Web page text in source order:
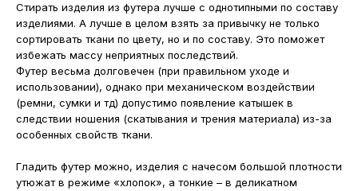
Стирать изделия из футера лучше с однотипными по составу
изделиями. А лучше в целом взять за привычку не только
сортировать ткани по цвету, но и по составу. Это поможет
избежать массу неприятных последствий.
Футер весьма долговечен (при правильном уходе и
использовании), однако при механическом воздействии
(ремни, сумки и тд) допустимо появление катышек в
следствии ношения (скатывания и трения материала) из-за
особенных свойств ткани.
Гладить футер можно, изделия с начесом большой плотности
утюжат в режиме «хлопок», а тонкие – в деликатном